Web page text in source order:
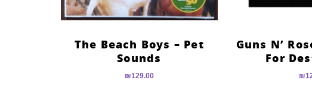
Guns N’
For
₪
The Beach Boys – Pet
Sounds
₪129.00